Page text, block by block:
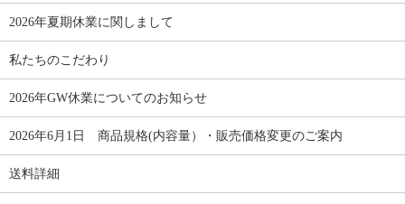
2026年夏期休業に関しまして
私たちのこだわり
2026年GW休業についてのお知らせ
2026年6月1日 商品規格(内容量）・販売価格変更のご案内
送料詳細